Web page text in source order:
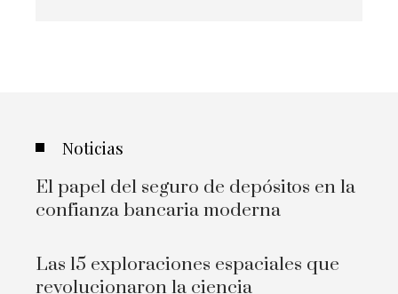
Noticias
El papel del seguro de depósitos en la
confianza bancaria moderna
Las 15 exploraciones espaciales que
revolucionaron la ciencia